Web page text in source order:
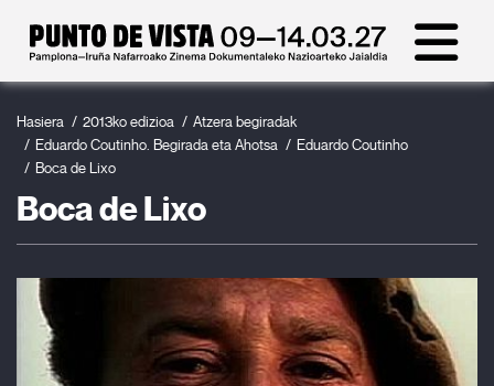
Hasiera 2013ko edizioa
Atzera begiradak
Eduardo Coutinho. Begirada eta Ahotsa
Eduardo Coutinho
Boca de Lixo
Boca de Lixo